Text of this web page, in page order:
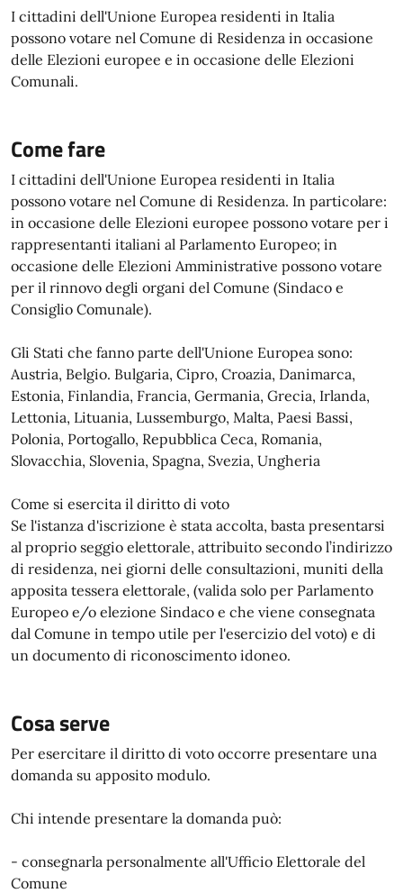
I cittadini dell'Unione Europea residenti in Italia
possono votare nel Comune di Residenza in occasione
delle Elezioni europee e in occasione delle Elezioni
Comunali.
Come fare
I cittadini dell'Unione Europea residenti in Italia
possono votare nel Comune di Residenza. In particolare:
in occasione delle Elezioni europee possono votare per i
rappresentanti italiani al Parlamento Europeo; in
occasione delle Elezioni Amministrative possono votare
per il rinnovo degli organi del Comune (Sindaco e
Consiglio Comunale).
Gli Stati che fanno parte dell'Unione Europea sono:
Austria, Belgio. Bulgaria, Cipro, Croazia, Danimarca,
Estonia, Finlandia, Francia, Germania, Grecia, Irlanda,
Lettonia, Lituania, Lussemburgo, Malta, Paesi Bassi,
Polonia, Portogallo, Repubblica Ceca, Romania,
Slovacchia, Slovenia, Spagna, Svezia, Ungheria
Come si esercita il diritto di voto
Se l'istanza d'iscrizione è stata accolta, basta presentarsi
al proprio seggio elettorale, attribuito secondo l’indirizzo
di residenza, nei giorni delle consultazioni, muniti della
apposita tessera elettorale, (valida solo per Parlamento
Europeo e/o elezione Sindaco e che viene consegnata
dal Comune in tempo utile per l'esercizio del voto) e di
un documento di riconoscimento idoneo.
Cosa serve
Per esercitare il diritto di voto occorre presentare una
domanda su apposito modulo.
Chi intende presentare la domanda può:
- consegnarla personalmente all'Ufficio Elettorale del
Comune